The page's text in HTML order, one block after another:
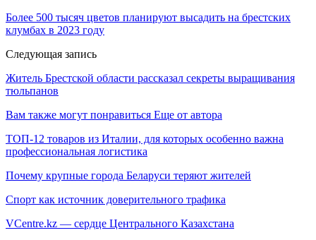
Более 500 тысяч цветов планируют высадить на брестских
клумбах в 2023 году
Следующая запись
Житель Брестской области рассказал секреты выращивания
тюльпанов
Вам также могут понравиться Еще от автора
ТОП-12 товаров из Италии, для которых особенно важна
профессиональная логистика
Почему крупные города Беларуси теряют жителей
Спорт как источник доверительного трафика
VCentre.kz — сердце Центрального Казахстана